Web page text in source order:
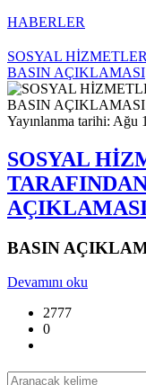
HABERLER
SOSYAL
BASIN AÇIKLAMASI
Yayınlanma tarihi: Ağu
SOSYAL
BASIN
Devamını oku
2777
0